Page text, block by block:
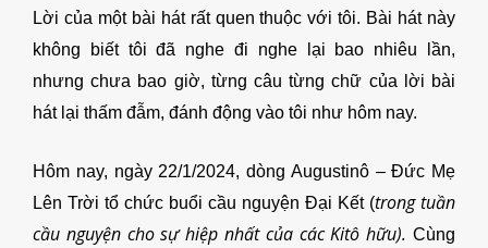
Lời của một bài hát rất quen thuộc với tôi. Bài hát này
không biết tôi đã nghe đi nghe lại bao nhiêu lần,
nhưng chưa bao giờ, từng câu từng chữ của lời bài
hát lại thấm đẫm, đánh động vào tôi như hôm nay.
Hôm nay, ngày 22/1/2024, dòng Augustinô – Đức Mẹ
Lên Trời tổ chức buổi cầu nguyện Đại Kết (trong tuần
cầu nguyện cho sự hiệp nhất của các Kitô hữu). Cùng